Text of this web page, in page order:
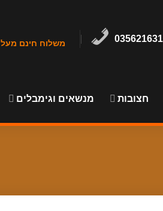
035621631 משלוח חינם מעל 1000 ש"ח במרכז הארץ
חצובות מנשאים וגימבלים